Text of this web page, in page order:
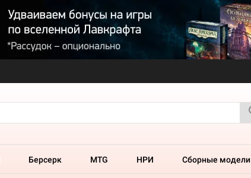
Берсерк MTG НРИ Сборные модели